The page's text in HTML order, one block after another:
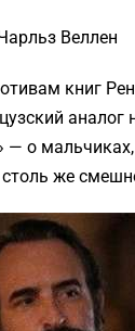
Веллен
книг
о
же